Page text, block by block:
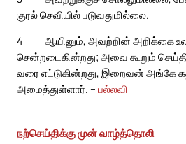
குரல் செவியில் படுவதுமில்லை.
4
ஆயினும், அவற்றின் அறிக்கை
சென்றடைகின்றது; அவை கூறும்
வரை எட்டுகின்றது, இறைவன் அங்கே
அமைத்துள்ளார். – பல்லவி
நற்செய்திக்கு முன் வாழ்த்தொலி